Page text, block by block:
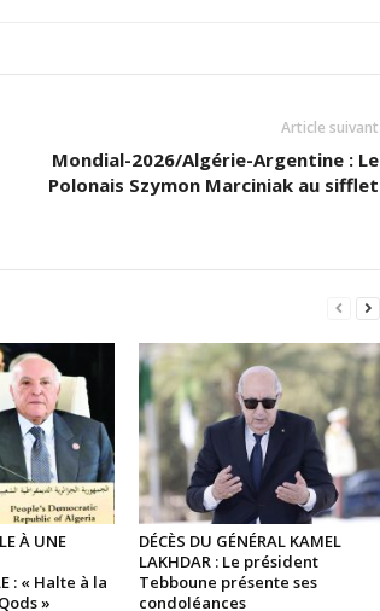
Article suivant
Mondial-2026/Algérie-Argentine : Le
Polonais Szymon Marciniak au sifflet
À UNE
: « Halte à la
»
DÉCÈS DU GÉNÉRAL KAMEL
LAKHDAR : Le président
Tebboune présente ses
condoléances